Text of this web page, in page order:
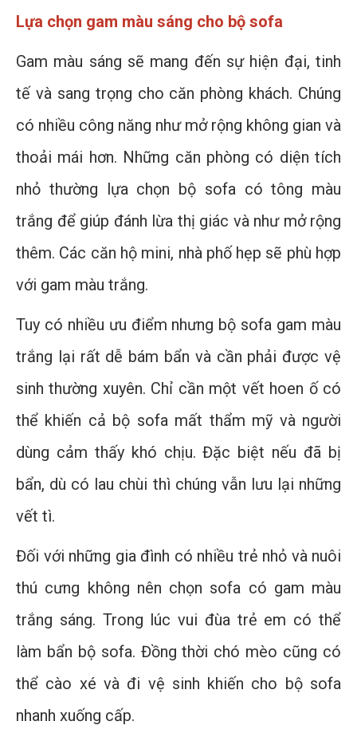
Lựa chọn gam màu sáng cho bộ sofa
Gam màu sáng sẽ mang đến sự hiện đại, tinh
tế và sang trọng cho căn phòng khách. Chúng
có nhiều công năng như mở rộng không gian và
thoải mái hơn. Những căn phòng có diện tích
nhỏ thường lựa chọn bộ sofa có tông màu
trắng để giúp đánh lừa thị giác và như mở rộng
thêm. Các căn hộ mini, nhà phố hẹp sẽ phù hợp
với gam màu trắng.
Tuy có nhiều ưu điểm nhưng bộ sofa gam màu
trắng lại rất dễ bám bẩn và cần phải được vệ
sinh thường xuyên. Chỉ cần một vết hoen ố có
thể khiến cả bộ sofa mất thẩm mỹ và người
dùng cảm thấy khó chịu. Đặc biệt nếu đã bị
bẩn, dù có lau chùi thì chúng vẫn lưu lại những
vết tì.
Đối với những gia đình có nhiều trẻ nhỏ và nuôi
thú cưng không nên chọn sofa có gam màu
trắng sáng. Trong lúc vui đùa trẻ em có thể
làm bẩn bộ sofa. Đồng thời chó mèo cũng có
thể cào xé và đi vệ sinh khiến cho bộ sofa
nhanh xuống cấp.